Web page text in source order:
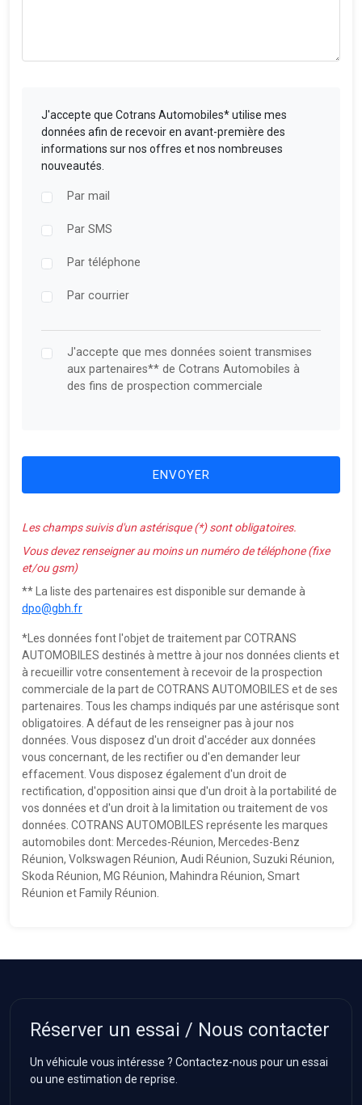
J'accepte que Cotrans Automobiles* utilise mes
données afin de recevoir en avant-première des
informations sur nos offres et nos nombreuses
nouveautés.
Par mail
Par SMS
Par téléphone
Par courrier
J'accepte que mes données soient transmises
aux partenaires** de Cotrans Automobiles à
des fins de prospection commerciale
ENVOYER
Les champs suivis d'un astérisque (*) sont obligatoires.
Vous devez renseigner au moins un numéro de téléphone (fixe
et/ou gsm)
** La liste des partenaires est disponible sur demande à
dpo@gbh.fr
*Les données font l'objet de traitement par COTRANS
AUTOMOBILES destinés à mettre à jour nos données clients et
à recueillir votre consentement à recevoir de la prospection
commerciale de la part de COTRANS AUTOMOBILES et de ses
partenaires. Tous les champs indiqués par une astérisque sont
obligatoires. A défaut de les renseigner pas à jour nos
données. Vous disposez d'un droit d'accéder aux données
vous concernant, de les rectifier ou d'en demander leur
effacement. Vous disposez également d'un droit de
rectification, d'opposition ainsi que d'un droit à la portabilité de
vos données et d'un droit à la limitation ou traitement de vos
données. COTRANS AUTOMOBILES représente les marques
automobiles dont: Mercedes-Réunion, Mercedes-Benz
Réunion, Volkswagen Réunion, Audi Réunion, Suzuki Réunion,
Skoda Réunion, MG Réunion, Mahindra Réunion, Smart
Réunion et Family Réunion.
Réserver un essai / Nous contacter
Un véhicule vous intéresse ? Contactez-nous pour un essai
ou une estimation de reprise.